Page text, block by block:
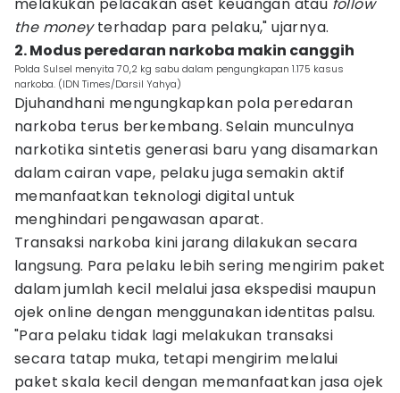
the moneyterhadap para pelaku," ujarnya.
2. Modus peredaran narkoba makin canggih
Polda Sulsel menyita 70,2 kg sabu dalam pengungkapan 1.175 kasus
narkoba. (IDN Times/Darsil Yahya)
Djuhandhani mengungkapkan pola peredaran
narkoba terus berkembang. Selain munculnya
narkotika sintetis generasi baru yang disamarkan
dalam cairan vape, pelaku juga semakin aktif
memanfaatkan teknologi digital untuk
menghindari pengawasan aparat.
Transaksi narkoba kini jarang dilakukan secara
langsung. Para pelaku lebih sering mengirim paket
dalam jumlah kecil melalui jasa ekspedisi maupun
ojek online dengan menggunakan identitas palsu.
"Para pelaku tidak lagi melakukan transaksi
secara tatap muka, tetapi mengirim melalui
paket skala kecil dengan memanfaatkan jasa ojek